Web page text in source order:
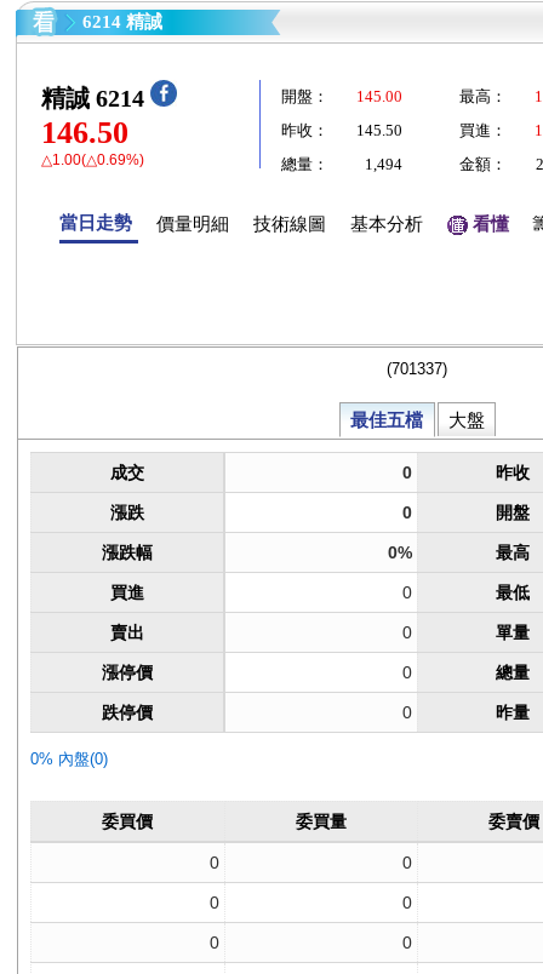
6214 精誠
精誠 6214
146.50
△1.00(△0.69%)
開盤： 145.00 最高：
昨收：
145.50 買進：
總量：
1,494 金額：
當日走勢 價量明細 技術線圖 基本分析 看懂